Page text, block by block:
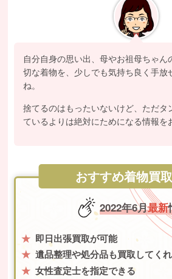
自分自身の思い出、母やお祖母ちゃん
切な着物を、少しでも気持ち良く手放
ね。
捨てるのはもったいないけど、ただタ
ているよりは絶対にためになる情報を
おすすめ着物買
2022年6月最新
即日出張買取が可能
遺品整理や処分品も買取してく
女性査定士を指定できる